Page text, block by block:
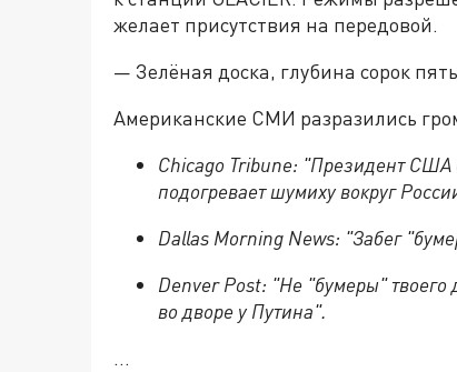
желает присутствия на передовой.
— Зелёная доска, глубина сорок
Американские СМИ разразились
Chicago Tribune: "Президент США
подогревает шумиху вокруг
Dallas Morning News: "Забег
Denver Post: "Не "бумеры"
во дворе у Путина".
…